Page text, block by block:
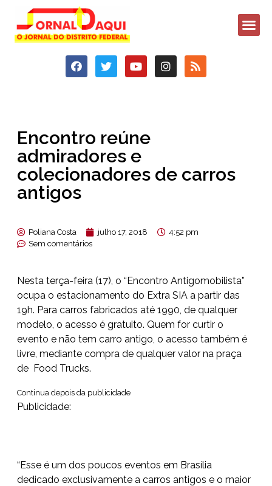
Encontro reúne
admiradores e
colecionadores de carros
antigos
Poliana Costa julho 17, 2018
4:52 pm
Sem comentários
Nesta terça-feira (17), o “Encontro Antigomobilista”
ocupa o estacionamento do Extra SIA a partir das
19h. Para carros fabricados até 1990, de qualquer
modelo, o acesso é gratuito. Quem for curtir o
evento e não tem carro antigo, o acesso também é
livre, mediante compra de qualquer valor na praça
de Food Trucks.
Continua depois da publicidade
Publicidade:
“Esse é um dos poucos eventos em Brasília
dedicado exclusivamente a carros antigos e o maior